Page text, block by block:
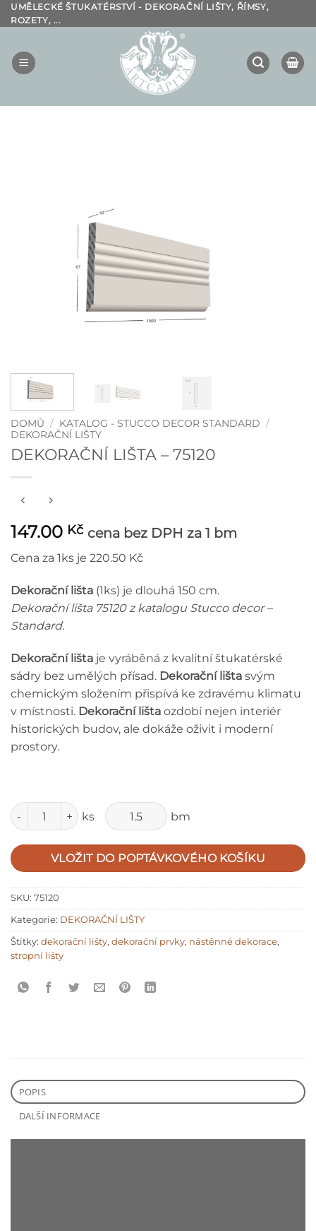
Přeskočit
na
UMĚLECKÉ ŠTUKATÉRSTVÍ - DEKORAČNÍ LIŠTY, ŘÍMSY,
ROZETY, ...
DOMŮ / KATALOG - STUCCO DECOR STANDARD /
DEKORAČNÍ LIŠTY
DEKORAČNÍ LIŠTA – 75120
147.00 Kč cena bez DPH za 1 bm
Cena za 1ks je 220.50 Kč
Dekorační lišta (1ks) je dlouhá 150 cm.
Dekorační lišta 75120 z katalogu Stucco decor –
Standard.
Dekorační lišta je vyráběná z kvalitní štukatérské
sádry bez umělých přísad. Dekorační lišta svým
chemickým složením přispívá ke zdravému klimatu
v místnosti. Dekorační lišta ozdobí nejen interiér
historických budov, ale dokáže oživit i moderní
prostory.
bm
Množství
ks
VLOŽIT DO POPTÁVKOVÉHO KOŠÍKU
SKU: 75120
Kategorie: DEKORAČNÍ LIŠTY
Štítky: dekorační lišty, dekorační prvky, nástěnné dekorace,
stropní lišty
POPIS
DALŠÍ INFORMACE